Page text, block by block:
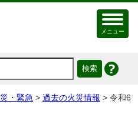
メニュー
・緊急 > 過去の火災情報 > 令和6